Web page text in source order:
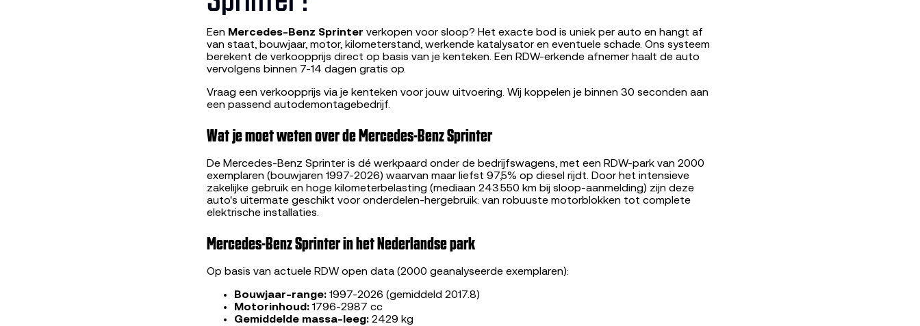
Een Mercedes-Benz Sprinter verkopen voor sloop? Het exacte bod is uniek per auto en hangt af
van staat, bouwjaar, motor, kilometerstand, werkende katalysator en eventuele schade. Ons systeem
berekent de verkoopprijs direct op basis van je kenteken. Een RDW-erkende afnemer haalt de auto
vervolgens binnen 7-14 dagen gratis op.
Vraag een verkoopprijs via je kenteken voor jouw uitvoering. Wij koppelen je binnen 30 seconden aan
een passend autodemontagebedrijf.
Wat je moet weten over de Mercedes-Benz Sprinter
De Mercedes-Benz Sprinter is dé werkpaard onder de bedrijfswagens, met een RDW-park van 2000
exemplaren (bouwjaren 1997-2026) waarvan maar liefst 97,5% op diesel rijdt. Door het intensieve
zakelijke gebruik en hoge kilometerbelasting (mediaan 243.550 km bij sloop-aanmelding) zijn deze
auto's uitermate geschikt voor onderdelen-hergebruik: van robuuste motorblokken tot complete
elektrische installaties.
Mercedes-Benz Sprinter in het Nederlandse park
Op basis van actuele RDW open data (2000 geanalyseerde exemplaren):
Bouwjaar-range: 1997-2026 (gemiddeld 2017.8)
Motorinhoud: 1796-2987 cc
Gemiddelde massa-leeg: 2429 kg